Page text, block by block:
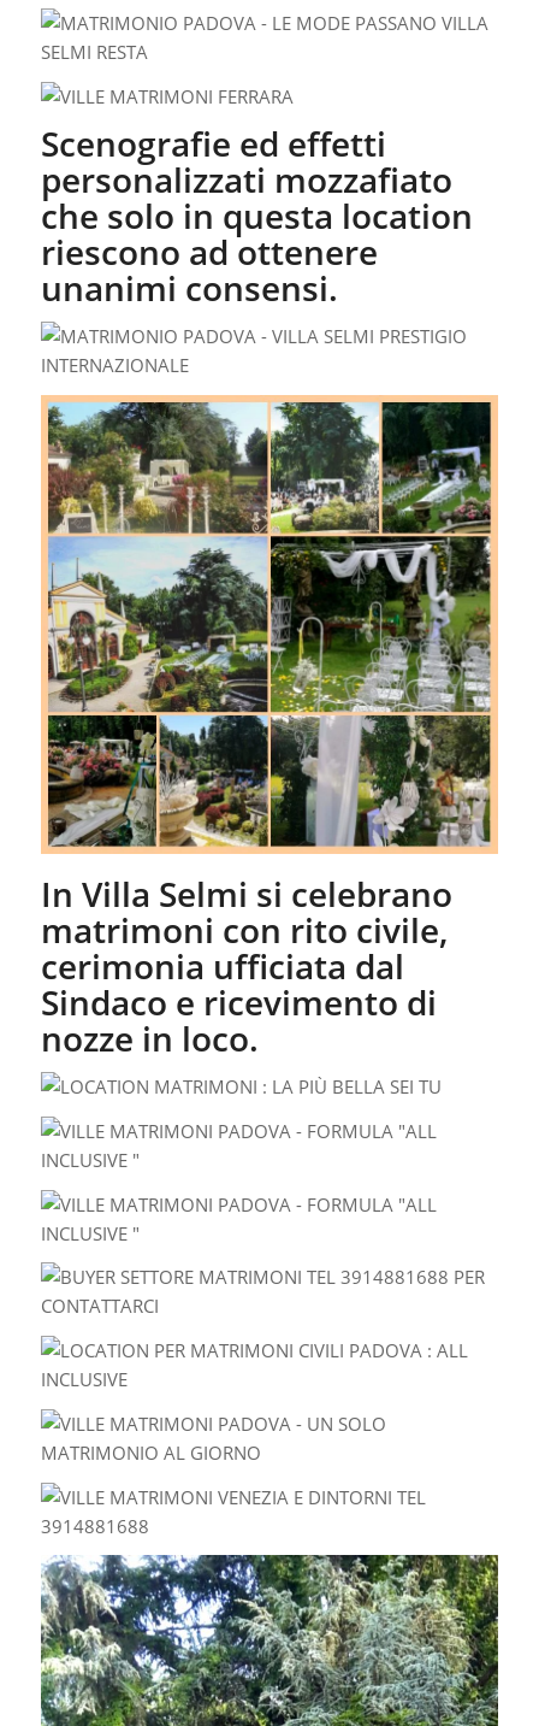
Scenografie ed effetti
personalizzati mozzafiato
che solo in questa location
riescono ad ottenere
unanimi consensi.
In Villa Selmi si celebrano
matrimoni con rito civile,
cerimonia ufficiata dal
Sindaco e ricevimento di
nozze in loco.